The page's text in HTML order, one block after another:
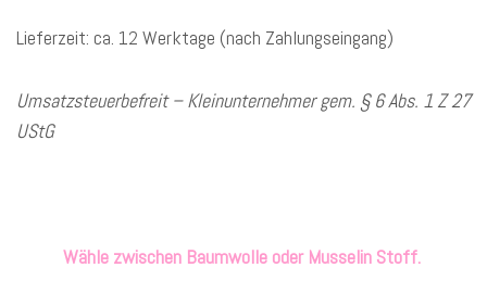
Lieferzeit: ca. 12 Werktage (nach Zahlungseingang)
Umsatzsteuerbefreit – Kleinunternehmer gem. § 6 Abs. 1 Z 27
UStG
Wähle zwischen Baumwolle oder Musselin Stoff.